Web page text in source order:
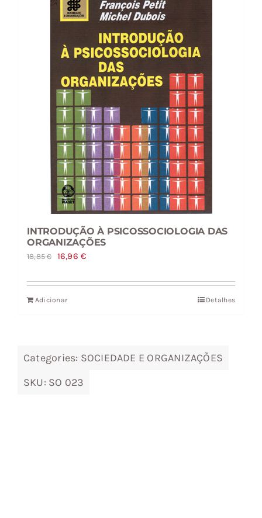
INTRODUÇÃO À PSICOSSOCIOLOGIA DAS
ORGANIZAÇÕES
18,85€
O
original
era:
16,96€O
atual
Adicionar Detalhes
Categories: SOCIEDADE E ORGANIZAÇÕES
SKU: SO 023